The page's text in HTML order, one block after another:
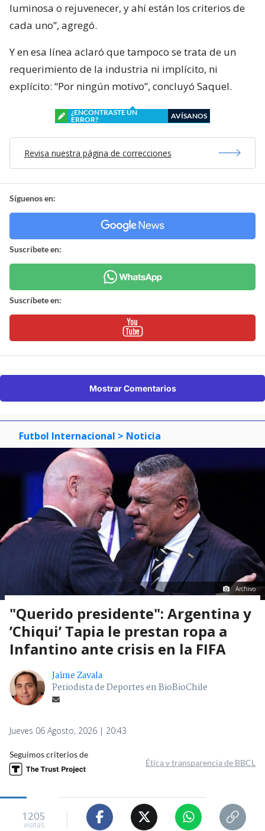
luminosa o rejuvenecer, y ahí están los criterios de
cada uno”, agregó.
Y en esa línea aclaró que tampoco se trata de un
requerimiento de la industria ni implícito, ni
explícito: “Por ningún motivo”, concluyó Saquel.
¿ENCONTRASTE UN
ERROR?
AVÍSANOS
Revisa nuestra página de correcciones
Síguenos en:
Suscríbete en:
Suscríbete en:
Mostrar Comentarios
Futbol Internacional > Noticia
Archivo
"Querido presidente": Argentina y
’Chiqui’ Tapia le prestan ropa a
Infantino ante crisis en la FIFA
Jaime Zavala
Periodista de Deportes en BioBioChile
Jueves 06 Agosto, 2026 | 20:43
Seguimos criterios de
Ética y transparencia de BBCL
1205
visitas